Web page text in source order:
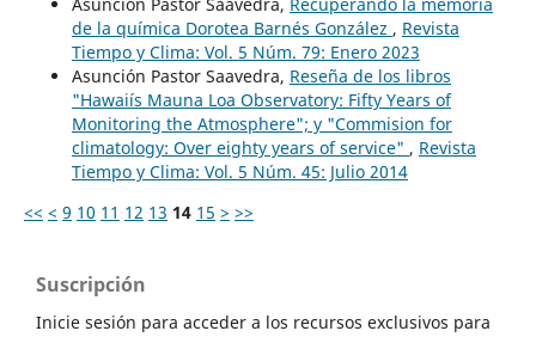
de la química Dorotea Barnés González , Revista
Tiempo y Clima: Vol. 5 Núm. 79: Enero 2023
Asunción Pastor Saavedra, Reseña de los libros
"Hawaiís Mauna Loa Observatory: Fifty Years of
Monitoring the Atmosphere"; y "Commision for
climatology: Over eighty years of service" , Revista
Tiempo y Clima: Vol. 5 Núm. 45: Julio 2014
<< < 9 10 11 12 13 14 15 > >>
Suscripción
Inicie sesión para acceder a los recursos exclusivos para